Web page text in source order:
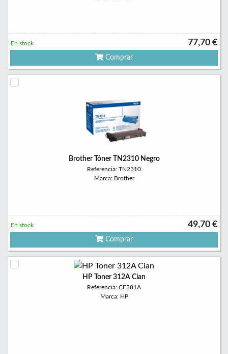
77,70 €
En stock
Comprar
Brother Tóner TN2310 Negro
Referencia: TN2310
Marca: Brother
49,70 €
En stock
Comprar
HP Toner 312A Cian
Referencia: CF381A
Marca: HP